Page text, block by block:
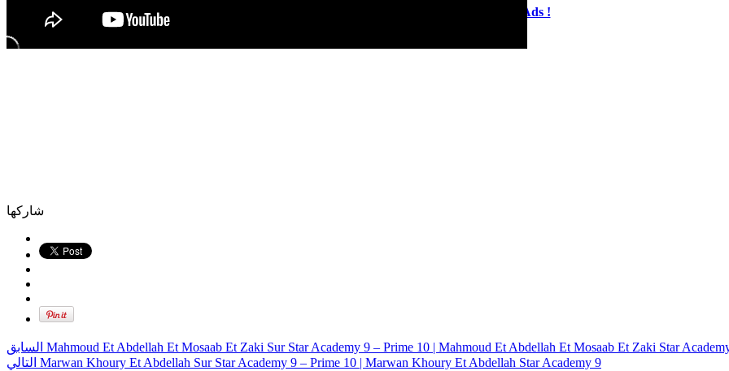
Close Ads !
شاركها
السابق Mahmoud Et Abdellah Et Mosaab Et Zaki Sur Star Academy 9 – Prime 10 | Mahmoud Et Abdellah Et Mosaab Et Zaki Star
التالي Marwan Khoury Et Abdellah Sur Star Academy 9 – Prime 10 | Marwan Khoury Et Abdellah Star Academy 9